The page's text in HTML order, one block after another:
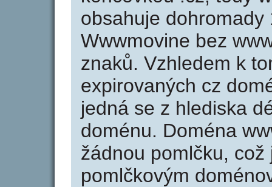
obsahuje
Wwwmovine bez
znaků. Vzhledem k
expirovaných cz
jedná se z hlediska
doménu. Doména
žádnou pomlčku,
pomlčkovým